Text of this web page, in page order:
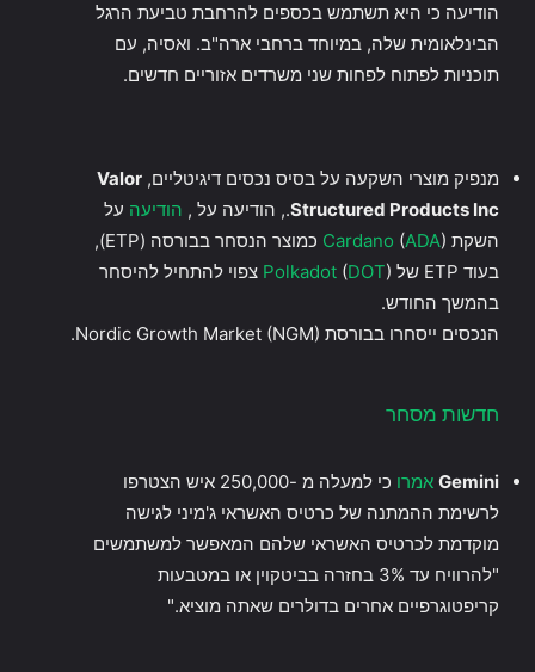
הודיעה כי היא תשתמש בכספים להרחבת טביעת הרגל
הבינלאומית שלה, במיוחד ברחבי ארה"ב. ואסיה, עם
תוכניות לפתוח לפחות שני משרדים אזוריים חדשים.
מנפיק מוצרי השקעה על בסיס נכסים דיגיטליים, Valor
Structured Products Inc., הודיעה על , הודיעה על
השקת
Cardano (ADA) כמוצר הנסחר בבורסה (ETP),
בעוד ETP של
Polkadot (DOT
) צפוי להתחיל להיסחר
בהמשך החודש.
הנכסים ייסחרו בבורסת Nordic Growth Market (NGM).
חדשות מסחר
Gemini אמרו
כי למעלה מ -250,000 איש הצטרפו
לרשימת ההמתנה של כרטיס האשראי ג'מיני לגישה
מוקדמת לכרטיס האשראי שלהם המאפשר למשתמשים
"להרוויח עד 3% בחזרה בביטקוין או במטבעות
קריפטוגרפיים אחרים בדולרים שאתה מוציא."